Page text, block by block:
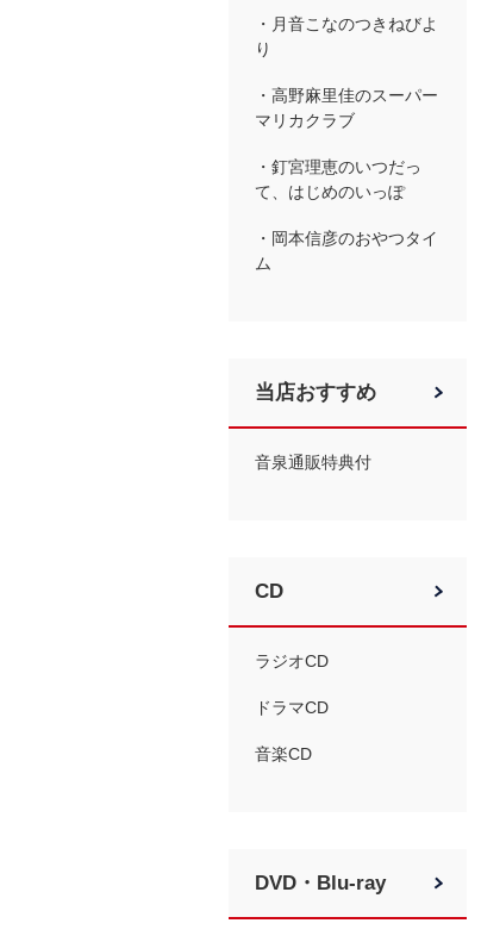
・月音こなのつきねびよ
り
・高野麻里佳のスーパー
マリカクラブ
・釘宮理恵のいつだっ
て、はじめのいっぽ
・岡本信彦のおやつタイ
ム
当店おすすめ
音泉通販特典付
CD
ラジオCD
ドラマCD
音楽CD
DVD・Blu-ray